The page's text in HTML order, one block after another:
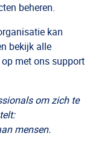
beheren.
kan
bekijk alle
met ons support
om zich te
mensen.